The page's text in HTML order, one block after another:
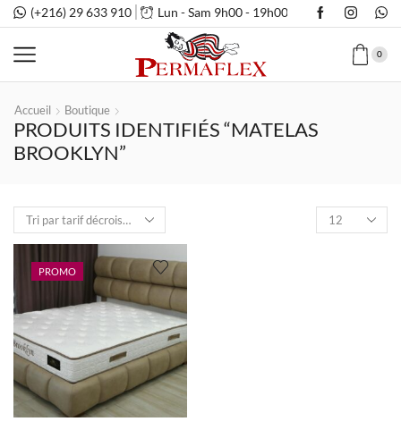
(+216) 29 633 910 Lun - Sam 9h00 - 19h00
0
Accueil Boutique
PRODUITS IDENTIFIÉS “MATELAS
BROOKLYN”
Nombre
de
PROMO
Ce produit
a